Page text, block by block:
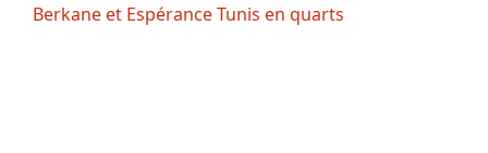
Berkane et Espérance Tunis en quarts